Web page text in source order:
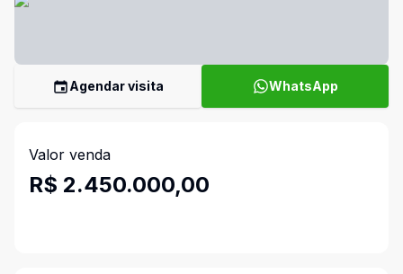
Agendar visita WhatsApp
Valor venda
R$ 2.450.000,00